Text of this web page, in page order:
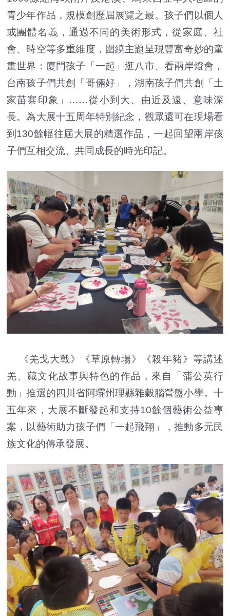
青少年作品，規模創歷屆展覽之最。孩子們以個人
或團體名義，通過不同的美術形式，從家庭、社
會、時空等多重維度，圍繞主題呈現豐富奇妙的童
畫世界：廈門孩子「一起」逛八市、看兩岸燈會，
台南孩子們共創「哥倆好」，湖南孩子們共創「土
家苗寨印象」……從小到大、由近及遠、意味深
長。為大展十五周年特別紀念，觀眾還可在現場看
到130餘幅往屆大展的精選作品，一起回望兩岸孩
子們互相交流、共同成長的時光印記。
《羌戈大戰》《草原轉場》《殺年豬》等講述
羌、藏文化故事與特色的作品，來自「蒲公英行
動」推選的四川省阿壩州理縣雜穀腦營盤小學。十
五年來，大展不斷發起和支持10餘個藝術公益專
案，以藝術助力孩子們「一起飛翔」，推動多元民
族文化的傳承發展。